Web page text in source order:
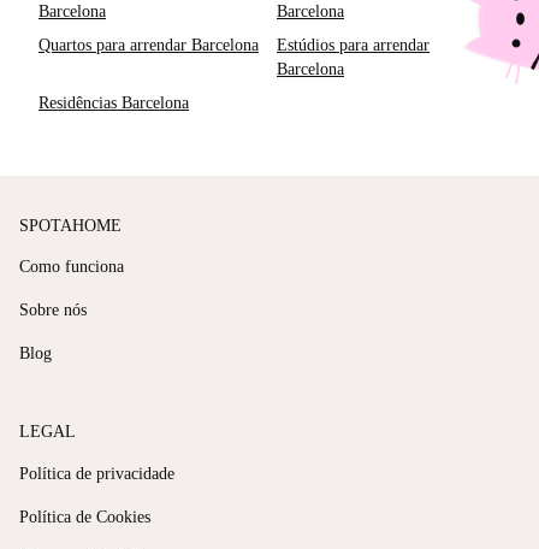
Barcelona
Barcelona
Quartos para arrendar Barcelona
Estúdios para arrendar
Barcelona
Residências Barcelona
SPOTAHOME
Como funciona
Sobre nós
Blog
LEGAL
Política de privacidade
Política de Cookies